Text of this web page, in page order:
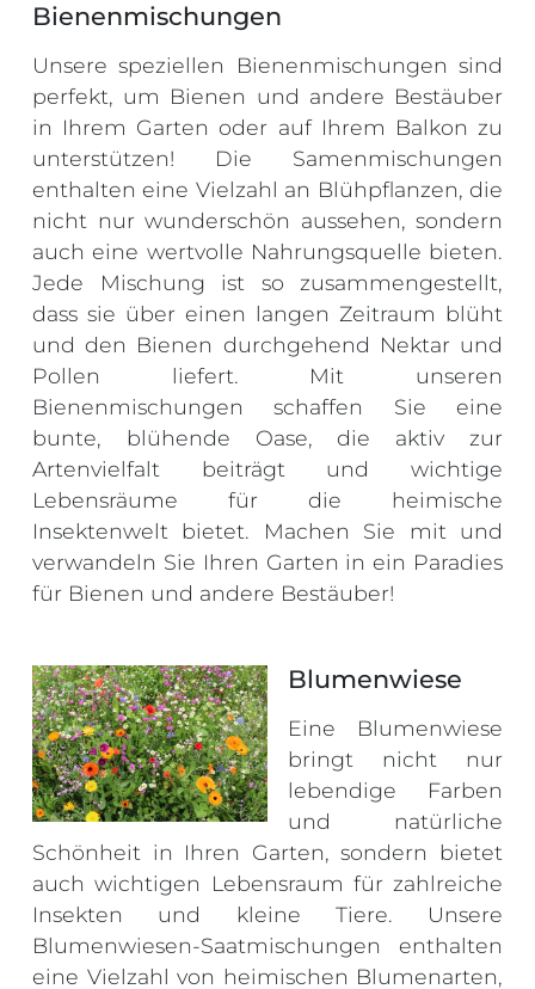
Bienenmischungen
Unsere speziellen Bienenmischungen sind
perfekt, um Bienen und andere Bestäuber
in Ihrem Garten oder auf Ihrem Balkon zu
unterstützen! Die Samenmischungen
enthalten eine Vielzahl an Blühpflanzen, die
nicht nur wunderschön aussehen, sondern
auch eine wertvolle Nahrungsquelle bieten.
Jede Mischung ist so zusammengestellt,
dass sie über einen langen Zeitraum blüht
und den Bienen durchgehend Nektar und
Pollen liefert. Mit unseren
Bienenmischungen schaffen Sie eine
bunte, blühende Oase, die aktiv zur
Artenvielfalt beiträgt und wichtige
Lebensräume für die heimische
Insektenwelt bietet. Machen Sie mit und
verwandeln Sie Ihren Garten in ein Paradies
für Bienen und andere Bestäuber!
Blumenwiese
Eine Blumenwiese
bringt nicht nur
lebendige Farben
und natürliche
Schönheit in Ihren Garten, sondern bietet
auch wichtigen Lebensraum für zahlreiche
Insekten und kleine Tiere. Unsere
Blumenwiesen-Saatmischungen enthalten
eine Vielzahl von heimischen Blumenarten,